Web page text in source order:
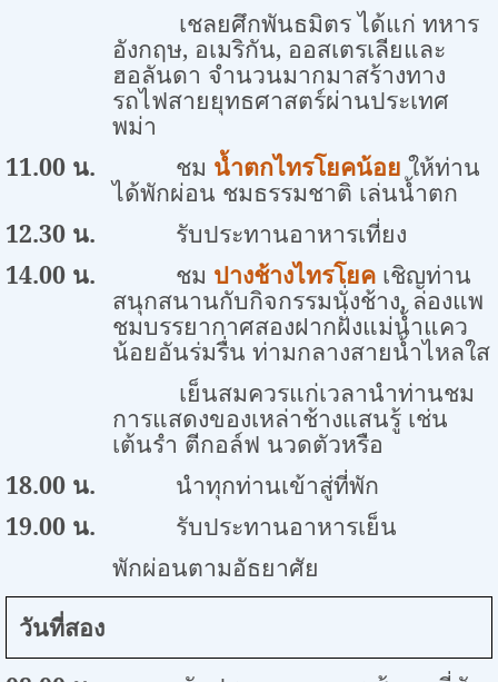
เชลยศึกพันธมิตร ได้แก่ ทหาร
อังกฤษ, อเมริกัน, ออสเตรเลียและ
ฮอลันดา จำนวนมากมาสร้างทาง
รถไฟสายยุทธศาสตร์ผ่านประเทศ
พม่า
11.00น. ชม น้ำตกไทรโยคน้อย ให้ท่าน
ได้พักผ่อน ชมธรรมชาติ เล่นน้ำตก
12.30น.
รับประทานอาหารเที่ยง
14.00น. ชม ปางช้างไทรโยค เชิญท่าน
สนุกสนานกับกิจกรรมนั่งช้าง, ล่องแพ
ชมบรรยากาศสองฝากฝั่งแม่น้ำแคว
น้อยอันร่มรื่น ท่ามกลางสายน้ำไหลใส
เย็นสมควรแก่เวลานำท่านชม
การแสดงของเหล่าช้างแสนรู้ เช่น
เต้นรำ ตีกอล์ฟ นวดตัวหรือ
18.00 น.
นำทุกท่านเข้าสู่ที่พัก
19.00น.
รับประทานอาหารเย็น
พักผ่อนตามอัธยาศัย
วันที่สอง